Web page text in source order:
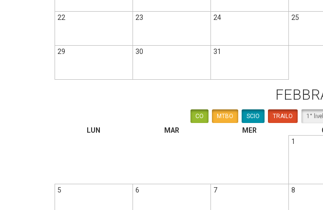
22 23 24 25
29 30 31
CO MTBO SCIO TRAILO 1°
LUN MAR MER
1
5 6 7 8